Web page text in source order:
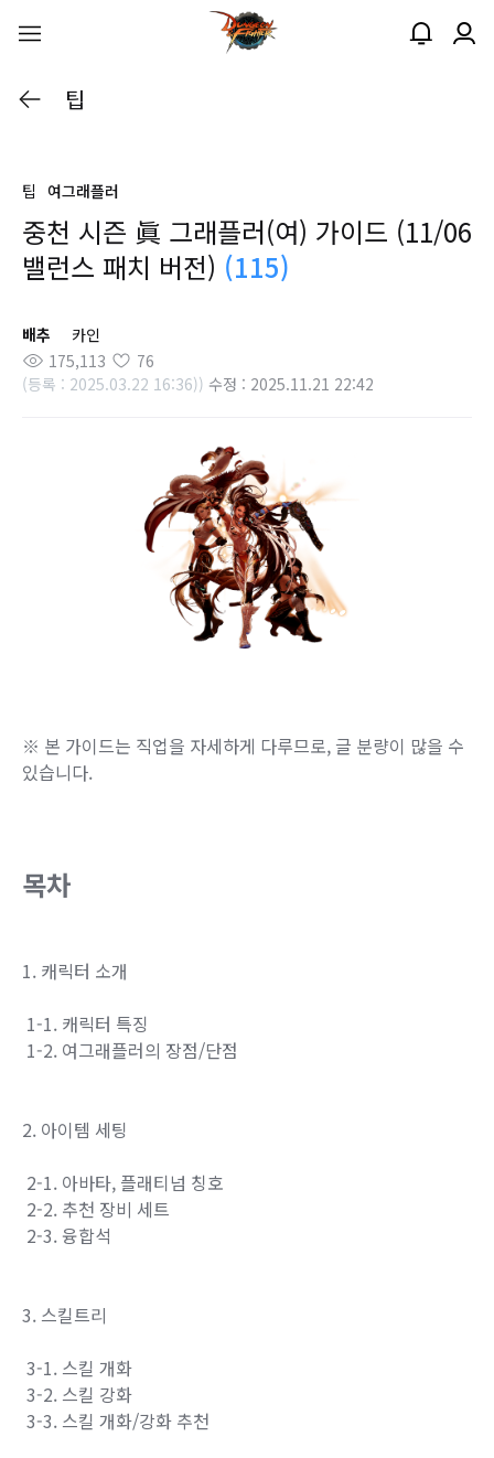
팁
팁 여그래플러
중천 시즌 眞 그래플러(여) 가이드 (11/06
밸런스 패치 버전) (115)
배추
카인
175,113
76
(등록 : 2025.03.22 16:36)) 수정 : 2025.11.21 22:42
※ 본 가이드는 직업을 자세하게 다루므로, 글 분량이 많을 수
있습니다.
목차
1. 캐릭터 소개
1-1. 캐릭터 특징
1-2. 여그래플러의 장점/단점
2. 아이템 세팅
2-1. 아바타, 플래티넘 칭호
2-2. 추천 장비 세트
2-3. 융합석
3. 스킬트리
3-1. 스킬 개화
3-2. 스킬 강화
3-3. 스킬 개화/강화 추천